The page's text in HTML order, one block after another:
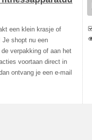
een klein krasje of
Je shopt nu een
verpakking of aan het
voortaan direct in
ontvang je een e-mail